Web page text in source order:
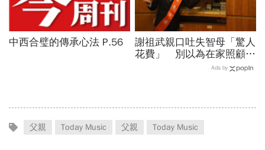
中西合璧的傳承心法 P.56
謝祖武親口吐失智母「驚人
花費」 別以為在家照顧省
錢、很孝順...律師嘆：若無
Ads by
父親 Today Music 父親 Today Music